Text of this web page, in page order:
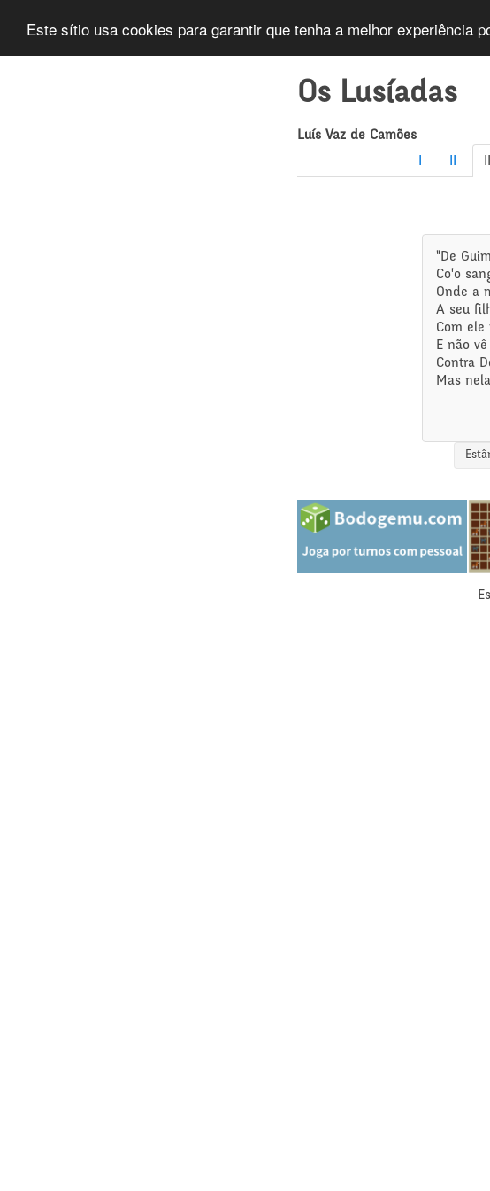
Este sítio usa cookies para garantir que tenha a melhor experiência
Os Lusíadas
Luís Vaz de Camões
"De
Co'o
Onde a
A seu
Com ele
E não
Contra
Mas